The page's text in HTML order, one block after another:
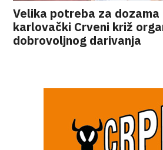
Velika potreba za dozama
karlovački Crveni križ
dobrovoljnog darivanja